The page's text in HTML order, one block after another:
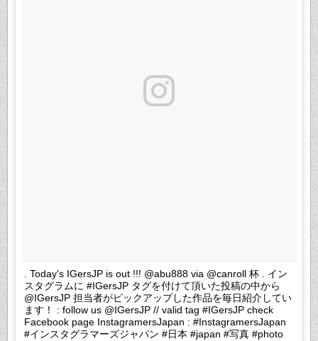
. Today's IGersJP is out !!! @abu888 via @canroll 杯 . イン
スタグラムに #IGersJP タグを付けて頂いた投稿の中から
@IGersJP 担当者がピックアップした作品を毎日紹介してい
ます！ : follow us @IGersJP // valid tag #IGersJP check
Facebook page InstagramersJapan : #InstagramersJapan
#インスタグラマーズジャパン #日本 #japan #写真 #photo